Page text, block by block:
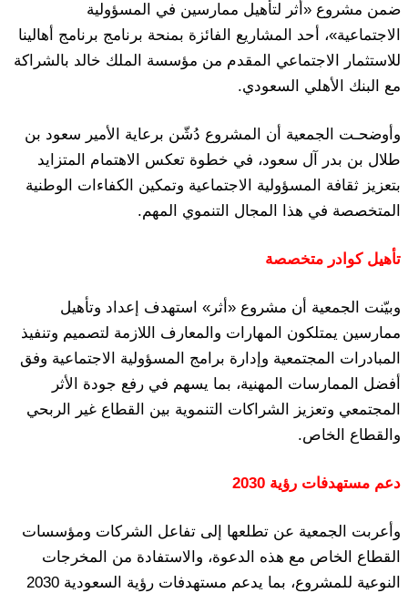
ضمن مشروع «أثر لتأهيل ممارسين في المسؤولية
الاجتماعية»، أحد المشاريع الفائزة بمنحة برنامج برنامج أهالينا
للاستثمار الاجتماعي المقدم من مؤسسة الملك خالد بالشراكة
مع البنك الأهلي السعودي.
وأوضحـت الجمعية أن المشروع دُشّن برعاية الأمير سعود بن
طلال بن بدر آل سعود، في خطوة تعكس الاهتمام المتزايد
بتعزيز ثقافة المسؤولية الاجتماعية وتمكين الكفاءات الوطنية
المتخصصة في هذا المجال التنموي المهم.
تأهيل كوادر متخصصة
وبيّنت الجمعية أن مشروع «أثر» استهدف إعداد وتأهيل
ممارسين يمتلكون المهارات والمعارف اللازمة لتصميم وتنفيذ
المبادرات المجتمعية وإدارة برامج المسؤولية الاجتماعية وفق
أفضل الممارسات المهنية، بما يسهم في رفع جودة الأثر
المجتمعي وتعزيز الشراكات التنموية بين القطاع غير الربحي
والقطاع الخاص.
دعم مستهدفات رؤية 2030
وأعربت الجمعية عن تطلعها إلى تفاعل الشركات ومؤسسات
القطاع الخاص مع هذه الدعوة، والاستفادة من المخرجات
النوعية للمشروع، بما يدعم مستهدفات رؤية السعودية 2030